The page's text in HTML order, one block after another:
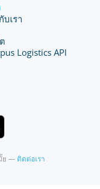
บเรา
Logistics API
ย — ติดต่อเรา